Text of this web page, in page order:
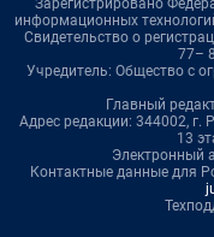
информационных
Свидетельство о
77–
Учредитель: Общество с
Главный
Адрес редакции: 344002, г.
13
Электронный
Контактные данные для